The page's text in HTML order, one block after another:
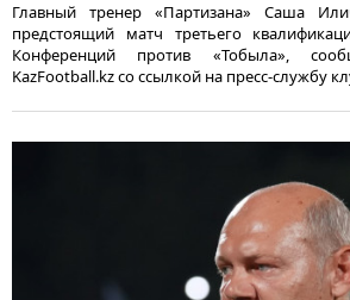
Главный тренер «Партизана» Саша
предстоящий матч третьего
Конференций против «Тобыла»,
KazFootball.kz со ссылкой на пресс-службу